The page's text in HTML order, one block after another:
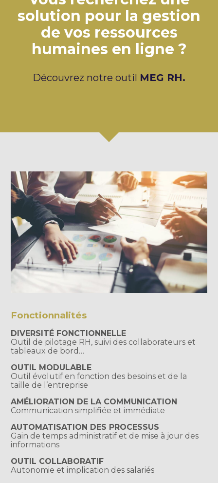
solution pour la gestion
de vos ressources
humaines en ligne ?
Découvrez notre outil MEG RH.
Fonctionnalités
DIVERSITÉ FONCTIONNELLE
Outil de pilotage RH, suivi des collaborateurs et
tableaux de bord…
OUTIL MODULABLE
Outil évolutif en fonction des besoins et de la
taille de l’entreprise
AMÉLIORATION DE LA COMMUNICATION
Communication simplifiée et immédiate
AUTOMATISATION DES PROCESSUS
Gain de temps administratif et de mise à jour des
informations
OUTIL COLLABORATIF
Autonomie et implication des salariés